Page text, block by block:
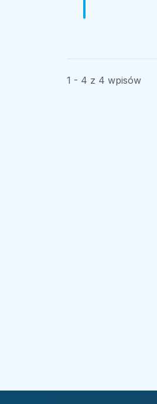
1 - 4 z 4 wpisów